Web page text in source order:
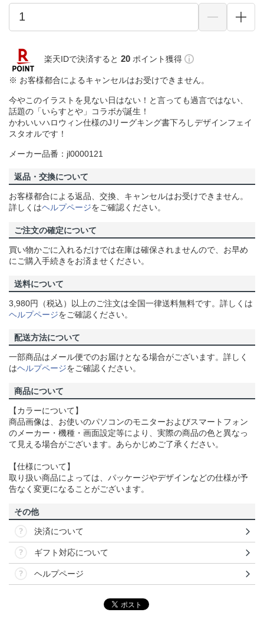
楽天IDで決済すると 20 ポイント獲得
※ お客様都合によるキャンセルはお受けできません。
今やこのイラストを見ない日はない！と言っても過言ではない、
話題の「いらすとや」コラボが誕生！
かわいいハロウィン仕様のJリーグキング書下ろしデザインフェイ
スタオルです！
メーカー品番：jl0000121
返品・交換について
お客様都合による返品、交換、キャンセルはお受けできません。
詳しくはヘルプページをご確認ください。
ご注文の確定について
買い物かごに入れるだけでは在庫は確保されませんので、お早め
にご購入手続きをお済ませください。
送料について
3,980円（税込）以上のご注文は全国一律送料無料です。詳しくは
ヘルプページをご確認ください。
配送方法について
一部商品はメール便でのお届けとなる場合がございます。詳しく
はヘルプページをご確認ください。
商品について
【カラーについて】
商品画像は、お使いのパソコンのモニターおよびスマートフォン
のメーカー・機種・画面設定等により、実際の商品の色と異なっ
て見える場合がございます。あらかじめご了承ください。
【仕様について】
取り扱い商品によっては、パッケージやデザインなどの仕様が予
告なく変更になることがございます。
その他
決済について
ギフト対応について
ヘルプページ